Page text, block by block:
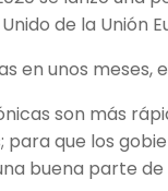
de la Unión
en unos
son más
que los
buena parte de